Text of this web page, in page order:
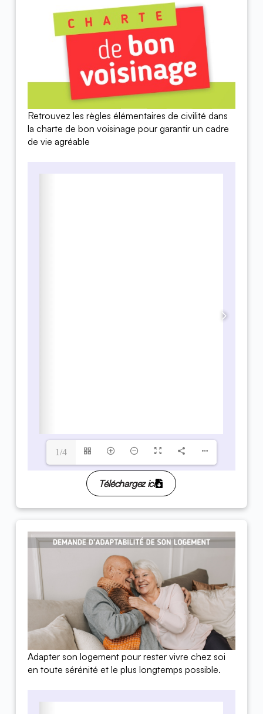
Retrouvez les règles élémentaires de civilité dans
la charte de bon voisinage pour garantir un cadre
de vie agréable
1/4
Téléchargez ici
Adapter son logement pour rester vivre chez soi
en toute sérénité et le plus longtemps possible.